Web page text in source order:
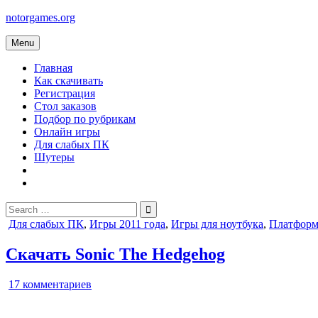
Skip
content
notorgames.org
Menu
Главная
Как скачивать
Регистрация
Стол заказов
Подбор по рубрикам
Онлайн игры
Для слабых ПК
Шутеры
Search
for:
Posted
Для слабых ПК, Игры 2011 года, Игры для ноутбука,
Скачать Sonic The Hedgehog
17 комментариев